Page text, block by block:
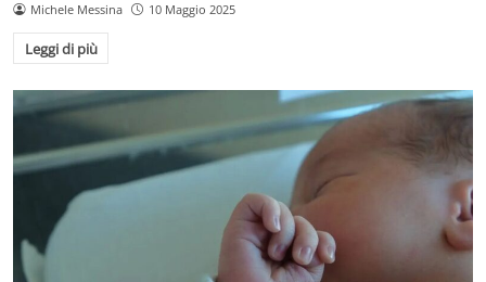
Michele Messina 10 Maggio 2025
Leggi di più